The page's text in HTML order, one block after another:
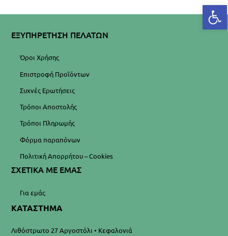
ΕΞΥΠΗΡΕΤΗΣΗ ΠΕΛΑΤΩΝ
Όροι Χρήσης
Επιστροφή Προϊόντων
Συχνές Ερωτήσεις
Τρόποι Αποστολής
Τρόποι Πληρωμής
Φόρμα παραπόνων
Πολιτική Απορρήτου – Cookies
ΣΧΕΤΙΚΑ ΜΕ ΕΜΑΣ
Για εμάς
ΚΑΤΑΣΤΗΜΑ
Λιθόστρωτο 27 Αργοστόλι • Κεφαλονιά